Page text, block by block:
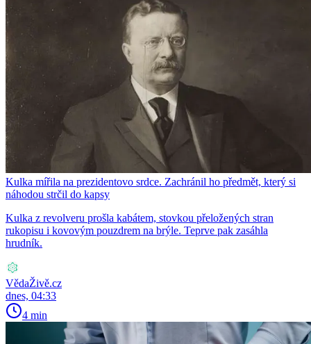
Kulka mířila na prezidentovo srdce. Zachránil ho předmět, který si
náhodou strčil do kapsy
Kulka z revolveru prošla kabátem, stovkou přeložených stran
rukopisu i kovovým pouzdrem na brýle. Teprve pak zasáhla
hrudník.
VědaŽivě.cz
dnes, 04:33
4 min